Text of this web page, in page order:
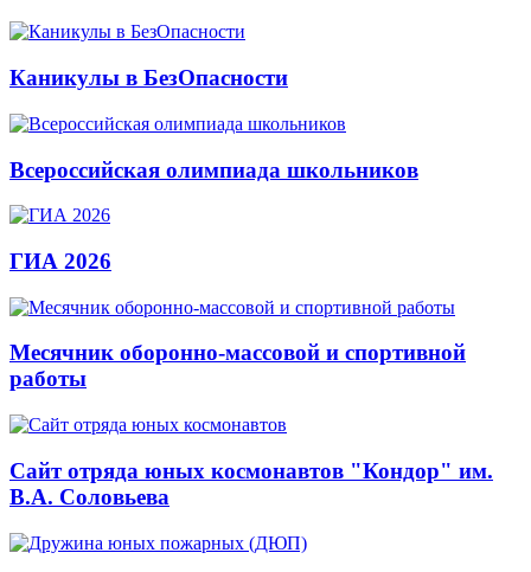
Каникулы в БезОпасности
Всероссийская олимпиада школьников
ГИА 2026
Месячник оборонно-массовой и спортивной
работы
Сайт отряда юных космонавтов "Кондор" им.
В.А. Соловьева